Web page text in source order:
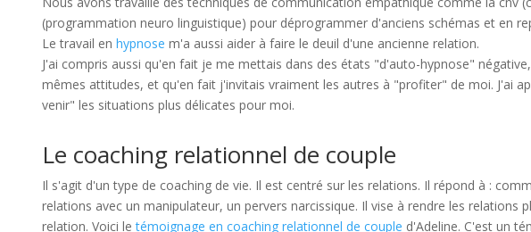
(programmation neuro linguistique) pour déprogrammer d'anciens schémas et en
Le travail en hypnose m'a aussi aider à faire le deuil d'une ancienne relation.
J'ai compris aussi qu'en fait je me mettais dans des états "d'auto-hypnose"
mêmes attitudes, et qu'en fait j'invitais vraiment les autres à "profiter" de moi. J'ai
venir" les situations plus délicates pour moi.
Le coaching relationnel de couple
Il s'agit d'un type de coaching de vie. Il est centré sur les relations. Il répond à :
relations avec un manipulateur, un pervers narcissique. Il vise à rendre les relations
relation. Voici letémoignage en coaching relationnel de couple d'Adeline. C'est un